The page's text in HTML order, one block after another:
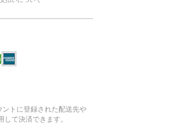
トに登録された配送先や
て決済できます。